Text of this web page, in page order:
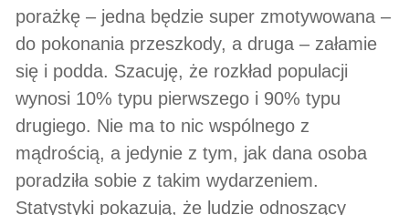
porażkę – jedna będzie super zmotywowana –
do pokonania przeszkody, a druga – załamie
się i podda. Szacuję, że rozkład populacji
wynosi 10% typu pierwszego i 90% typu
drugiego. Nie ma to nic wspólnego z
mądrością, a jedynie z tym, jak dana osoba
poradziła sobie z takim wydarzeniem.
Statystyki pokazują, że ludzie odnoszący